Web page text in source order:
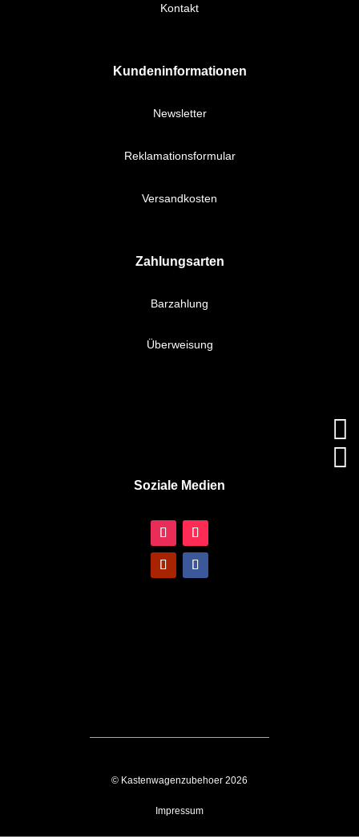
Kontakt
Kundeninformationen
Newsletter
Reklamationsformular
Versandkosten
Zahlungsarten
Barzahlung
Überweisung
Soziale Medien


© Kastenwagenzubehoer 2026
Impressum